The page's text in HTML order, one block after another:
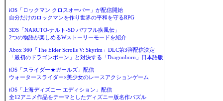
iOS「ロックマン クロスオーバー」が配信開始
自分だけのロックマンを作り世界の平和を守るRPG
3DS「NARUTO-ナルト-SD パワフル疾風伝」
2つの物語が楽しめるWストーリーモードを紹介
Xbox 360「The Elder Scrolls V: Skyrim」DLC第3弾配信決定
「最初のドラゴンボーン」と対決する「Dragonborn」日本語版
iOS「スライダー★ガールズ」配信
ウォータースライダー×美少女のレースアクションゲーム
iOS「上海ディズニー エディション」配信
全12アニメ作品をテーマとしたディズニー版名作パズル